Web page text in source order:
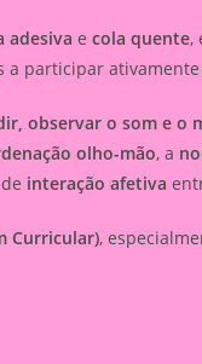
adesiva e cola quente,
a participar
observar o som e o
olho-mão, a
interação afetiva
Curricular),